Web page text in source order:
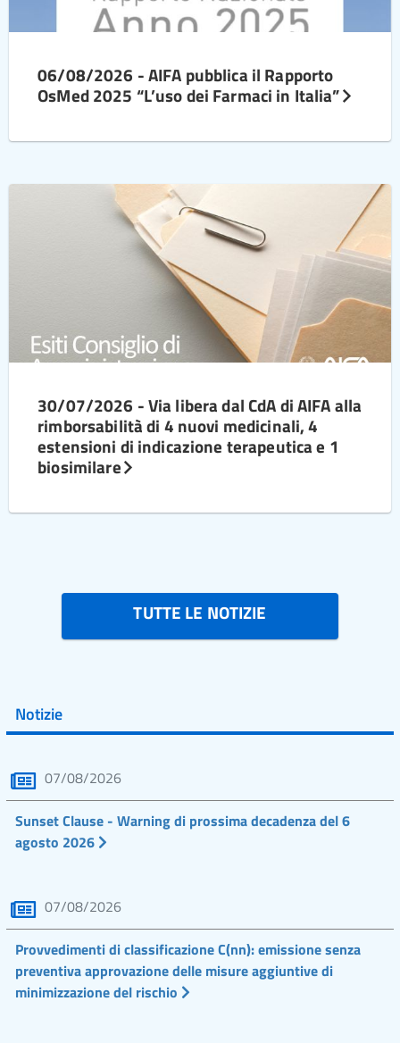
06/08/2026 - AIFA pubblica il Rapporto
OsMed 2025 “L’uso dei Farmaci in Italia”
30/07/2026 - Via libera dal CdA di AIFA alla
rimborsabilità di 4 nuovi medicinali, 4
estensioni di indicazione terapeutica e 1
biosimilare
TUTTE LE NOTIZIE
Notizie
07/08/2026
Sunset Clause - Warning di prossima decadenza del 6
agosto 2026
07/08/2026
Provvedimenti di classificazione C(nn): emissione senza
preventiva approvazione delle misure aggiuntive di
minimizzazione del rischio